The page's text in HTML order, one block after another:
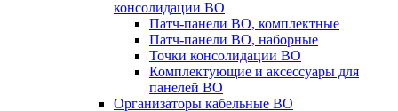
консолидации ВО
Патч-панели ВО, комплектные
Патч-панели ВО, наборные
Точки консолидации ВО
Комплектующие и аксессуары для
панелей ВО
Организаторы кабельные ВО